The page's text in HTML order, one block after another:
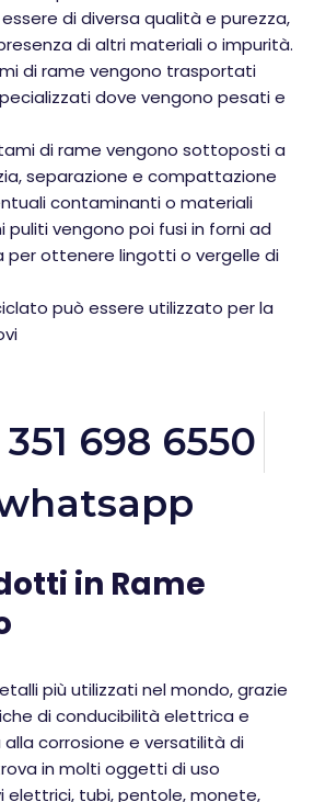
di diversa qualità e purezza,
di altri materiali o impurità.
di rame vengono trasportati
dove vengono pesati e
di rame vengono sottoposti a
separazione e compattazione
contaminanti o materiali
puliti vengono poi fusi in forni ad
ottenere lingotti o vergelle di
può essere utilizzato per la
351 698 6550
in Rame
più utilizzati nel mondo, grazie
di conducibilità elettrica e
corrosione e versatilità di
in molti oggetti di uso
elettrici, tubi, pentole, monete,